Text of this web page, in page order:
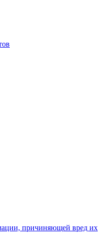
причиняющей вред их